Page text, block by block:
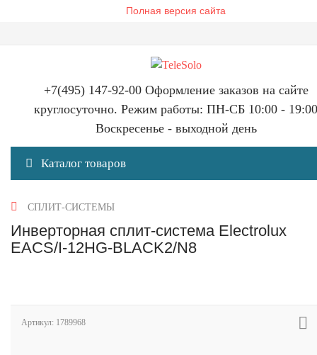
Полная версия сайта
+7(495) 147-92-00 Оформление заказов на сайте
круглосуточно. Режим работы: ПН-СБ 10:00 - 19:00
Воскресенье - выходной день
Каталог товаров
СПЛИТ-СИСТЕМЫ
Инверторная сплит-система Electrolux
EACS/I-12HG-BLACK2/N8
Артикул: 1789968